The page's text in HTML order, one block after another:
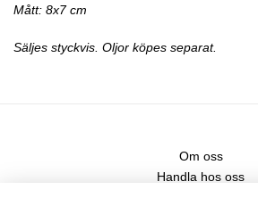
Mått: 8x7 cm
Säljes styckvis. Oljor köpes separat.
Om oss
Handla hos oss